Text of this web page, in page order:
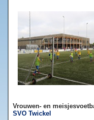
Vrouwen- en
SVO Twickel